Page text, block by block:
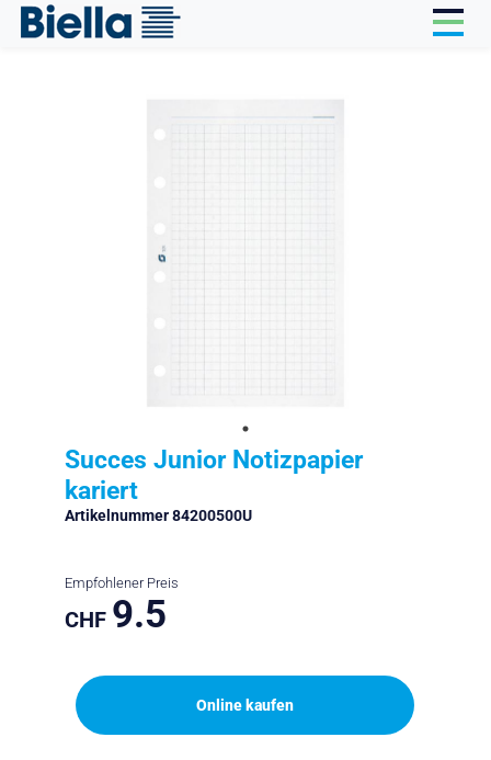
Succes Junior Notizpapier
kariert
Artikelnummer 84200500U
Empfohlener Preis
CHF 9.5
Online kaufen
Cookie-Einstellungen